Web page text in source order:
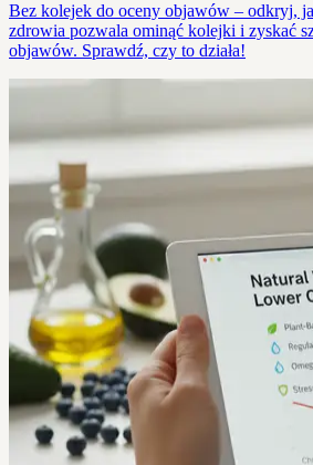
Bez kolejek do oceny objawów – odkryj,
zdrowia pozwala ominąć kolejki i zyskać
objawów. Sprawdź, czy to działa!